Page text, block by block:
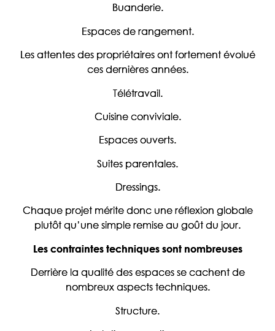
Buanderie.
Espaces de rangement.
Les attentes des propriétaires ont fortement évolué
ces dernières années.
Télétravail.
Cuisine conviviale.
Espaces ouverts.
Suites parentales.
Dressings.
Chaque projet mérite donc une réflexion globale
plutôt qu’une simple remise au goût du jour.
Les contraintes techniques sont nombreuses
Derrière la qualité des espaces se cachent de
nombreux aspects techniques.
Structure.